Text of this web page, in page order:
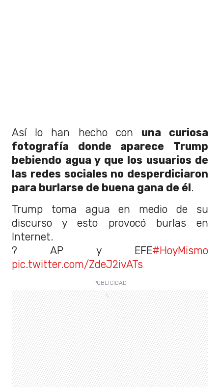
Así lo han hecho con una curiosa
fotografía donde aparece Trump
bebiendo agua y que los usuarios de
las redes sociales no desperdiciaron
para burlarse de buena gana de él.
Trump toma agua en medio de su
discurso y esto provocó burlas en
Internet.
? AP y EFE#HoyMismo
pic.twitter.com/ZdeJ2ivATs